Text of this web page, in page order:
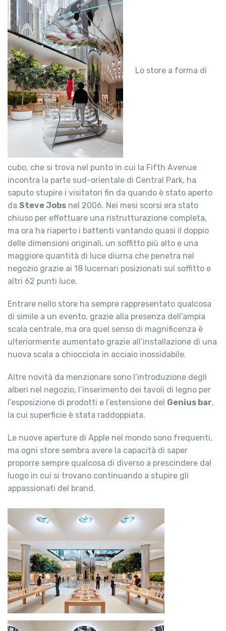
Lo store a forma di
cubo, che si trova nel punto in cui la Fifth Avenue
incontra la parte sud-orientale di Central Park, ha
saputo stupire i visitatori fin da quando è stato aperto
da Steve Jobs nel 2006. Nei mesi scorsi era stato
chiuso per effettuare una ristrutturazione completa,
ma ora ha riaperto i battenti vantando quasi il doppio
delle dimensioni originali, un soffitto più alto e una
maggiore quantità di luce diurna che penetra nel
negozio grazie ai 18 lucernari posizionati sul soffitto e
altri 62 punti luce.
Entrare nello store ha sempre rappresentato qualcosa
di simile a un evento, grazie alla presenza dell’ampia
scala centrale, ma ora quel senso di magnificenza è
ulteriormente aumentato grazie all’installazione di una
nuova scala a chiocciola in acciaio inossidabile.
Altre novità da menzionare sono l’introduzione degli
alberi nel negozio, l’inserimento dei tavoli di legno per
l’esposizione di prodotti e l’estensione del Genius bar,
la cui superficie è stata raddoppiata.
Le nuove aperture di Apple nel mondo sono frequenti,
ma ogni store sembra avere la capacità di saper
proporre sempre qualcosa di diverso a prescindere dal
luogo in cui si trovano continuando a stupire gli
appassionati del brand.